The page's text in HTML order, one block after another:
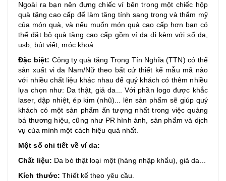
Ngoài ra bạn nên đựng chiếc ví bên trong một chiếc hộp
quà tặng cao cấp để làm tăng tính sang trọng và thẩm mỹ
của món quà, và nếu muốn món quà cao cấp hơn bạn có
thể đặt bộ quà tặng cao cấp gồm ví da đi kèm với sổ da,
usb, bút viết, móc khoá...
Đặc biệt: Công ty quà tặng Trọng Tín Nghĩa (TTN) có thể
sản xuất vi da Nam/Nữ theo bất cứ thiết kế mẫu mã nào
với nhiều chất liệu khác nhau để quý khách có thêm nhiều
lựa chọn như: Da thật, giả da... Với phần logo được khắc
laser, dập nhiệt, ép kim (nhũ)... lên sản phẩm sẽ giúp quý
khách có một sản phẩm ấn tượng nhất trong việc quảng
bá thương hiệu, cũng như PR hình ảnh, sản phẩm và dịch
vụ của mình một cách hiệu quả nhất.
Một số chi tiết về ví da:
Chất liệu: Da bò thật loại một (hàng nhập khẩu), giả da...
Kích thước: Thiết kế theo yêu cầu.